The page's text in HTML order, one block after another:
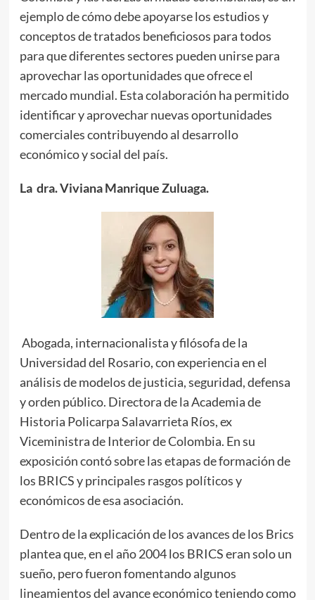
ejemplo de cómo debe apoyarse los estudios y
conceptos de tratados beneficiosos para todos
para que diferentes sectores pueden unirse para
aprovechar las oportunidades que ofrece el
mercado mundial. Esta colaboración ha permitido
identificar y aprovechar nuevas oportunidades
comerciales contribuyendo al desarrollo
económico y social del país.
La dra. Viviana Manrique Zuluaga.
Abogada, internacionalista y filósofa de la
Universidad del Rosario, con experiencia en el
análisis de modelos de justicia, seguridad, defensa
y orden público. Directora de la Academia de
Historia Policarpa Salavarrieta Ríos, ex
Viceministra de Interior de Colombia. En su
exposición contó sobre las etapas de formación de
los BRICS y principales rasgos políticos y
económicos de esa asociación.
Dentro de la explicación de los avances de los Brics
plantea que, en el año 2004 los BRICS eran solo un
sueño, pero fueron fomentando algunos
lineamientos del avance económico teniendo como